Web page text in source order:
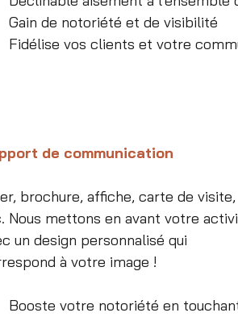
Gain de notoriété et de visibilité
Fidélise vos clients et votre
de communication
brochure, affiche, carte de visite,
Nous mettons en avant votre
un design personnalisé qui
à votre image !
Booste votre notoriété en